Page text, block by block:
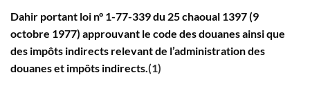
Dahir portant loi n° 1-77-339 du 25 chaoual 1397 (9
octobre 1977) approu­vant le code des douanes ainsi que
des impôts indirects relevant de l’administration des
douanes et impôts indirects.(1)